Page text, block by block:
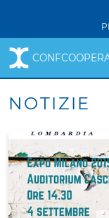
NOTIZIE